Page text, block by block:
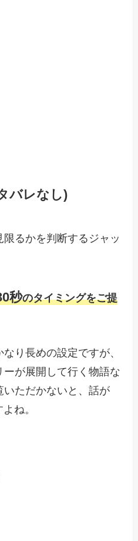
バレなし)
るかを判断するジャッ
秒のタイミングをご提
り長めの設定ですが、
が展開して行く物語な
ただかないと、話が
ね。